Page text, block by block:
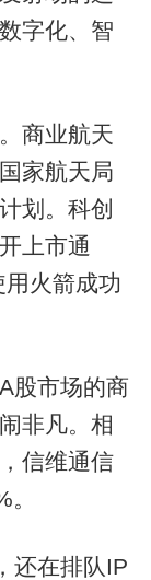
字化、智
商业航天
家航天局
划。科创
上市通
火箭成功
市场的商
非凡。相
信维通信
还在排队IP